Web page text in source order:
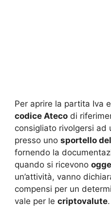
Per aprire la partita Iva
codice Ateco di
consigliato rivolgersi ad
presso uno sportello
fornendo la
quando si ricevono
un’attività, vanno
compensi per un
vale per le criptovalute.